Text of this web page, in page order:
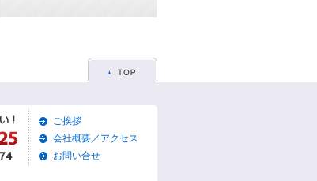
な1Ｋマンション☆
物件☆
2015/05/19
☆京都市左京区賃貸築浅1
Ｋマンション☆
2015/05/17
ご挨拶
会社概要／アクセス
お問い合せ